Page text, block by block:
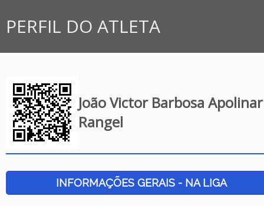
PERFIL DO ATLETA
João Victor Barbosa
Rangel
INFORMAÇÕES GERAIS - NA LIGA